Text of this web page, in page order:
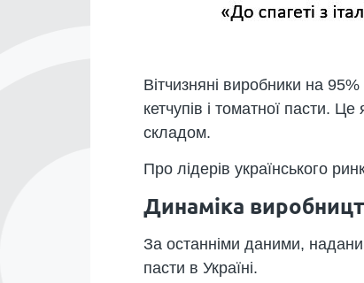
Вітчизняні виробники на
кетчупів і томатної пасти.
складом.
Про лідерів українського
Динаміка
За останніми даними,
пасти в Україні.